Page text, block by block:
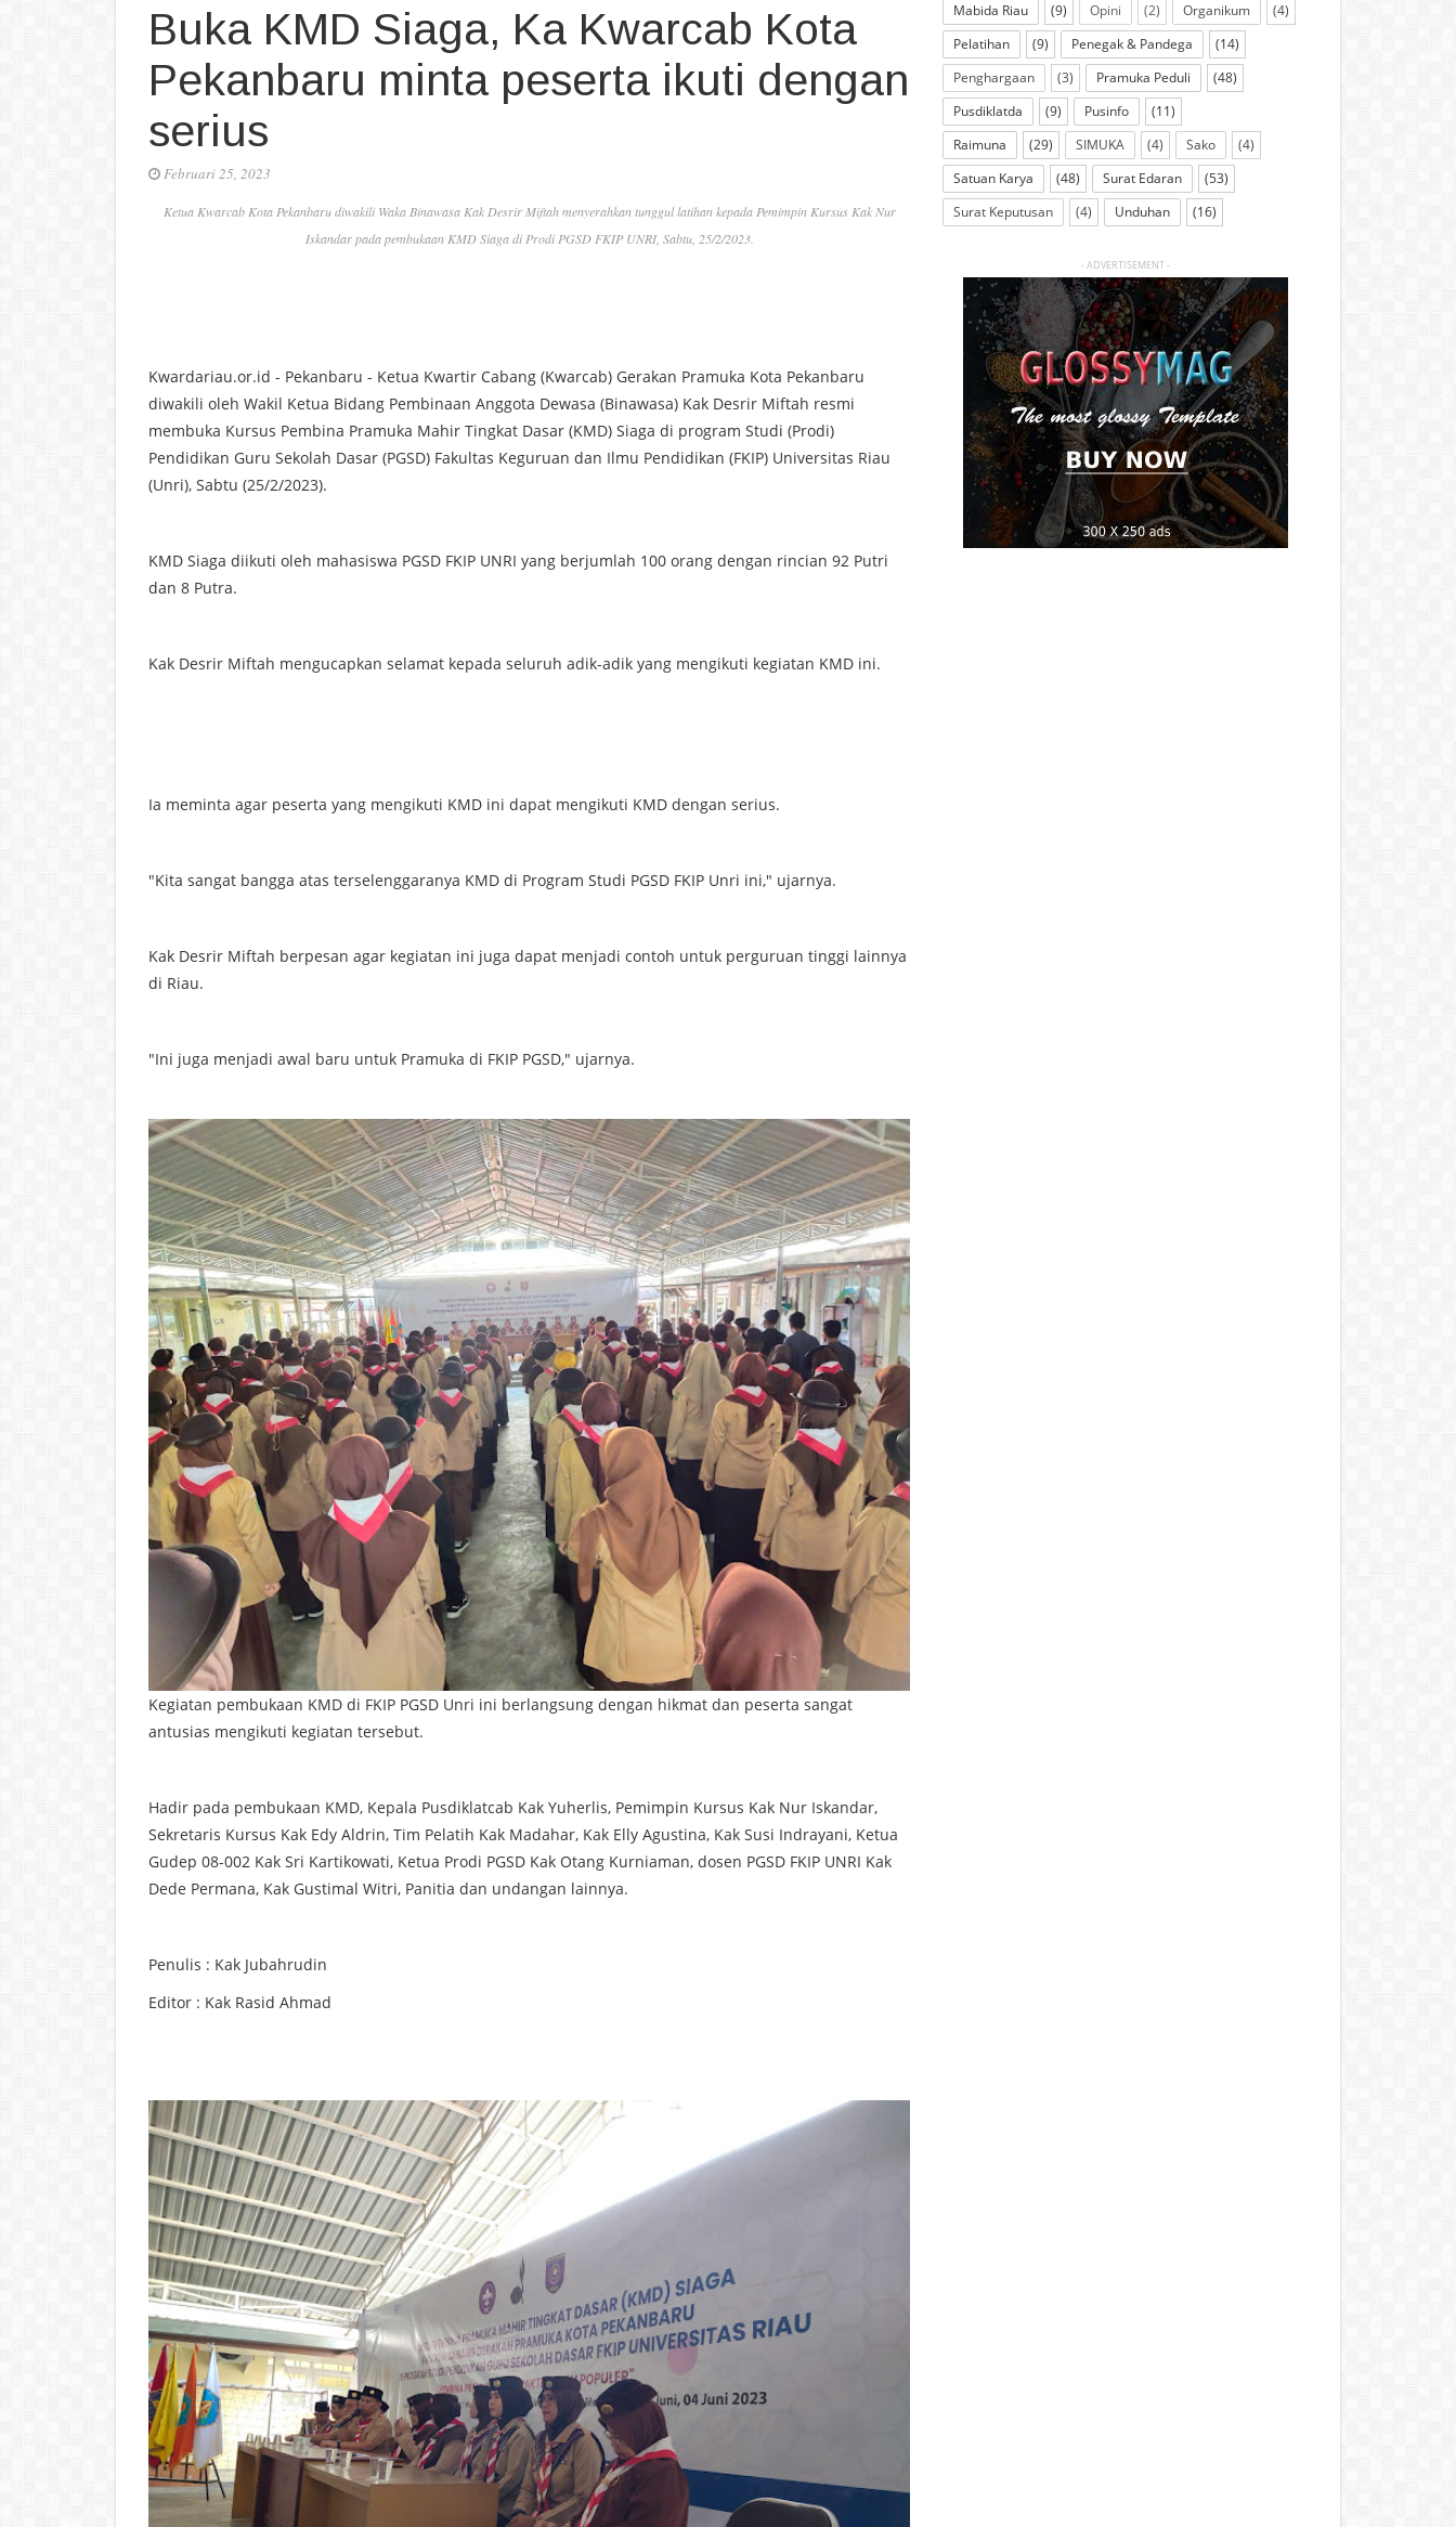
Buka KMD Siaga, Ka Kwarcab Kota
Pekanbaru minta peserta ikuti dengan
serius
Februari 25, 2023
Ketua Kwarcab Kota Pekanbaru diwakili Waka Binawasa Kak Desrir Miftah menyerahkan tunggul latihan kepada Pemimpin Kursus Kak Nur
Iskandar pada pembukaan KMD Siaga di Prodi PGSD FKIP UNRI, Sabtu, 25/2/2023.
Kwardariau.or.id - Pekanbaru - Ketua Kwartir Cabang (Kwarcab) Gerakan Pramuka Kota Pekanbaru
diwakili oleh Wakil Ketua Bidang Pembinaan Anggota Dewasa (Binawasa) Kak Desrir Miftah resmi
membuka Kursus Pembina Pramuka Mahir Tingkat Dasar (KMD) Siaga di program Studi (Prodi)
Pendidikan Guru Sekolah Dasar (PGSD) Fakultas Keguruan dan Ilmu Pendidikan (FKIP) Universitas Riau
(Unri), Sabtu (25/2/2023).
KMD Siaga diikuti oleh mahasiswa PGSD FKIP UNRI yang berjumlah 100 orang dengan rincian 92 Putri
dan 8 Putra.
Kak Desrir Miftah mengucapkan selamat kepada seluruh adik-adik yang mengikuti kegiatan KMD ini.
Ia meminta agar peserta yang mengikuti KMD ini dapat mengikuti KMD dengan serius.
"Kita sangat bangga atas terselenggaranya KMD di Program Studi PGSD FKIP Unri ini," ujarnya.
Kak Desrir Miftah berpesan agar kegiatan ini juga dapat menjadi contoh untuk perguruan tinggi lainnya
di Riau.
"Ini juga menjadi awal baru untuk Pramuka di FKIP PGSD," ujarnya.
Kegiatan pembukaan KMD di FKIP PGSD Unri ini berlangsung dengan hikmat dan peserta sangat
antusias mengikuti kegiatan tersebut.
Hadir pada pembukaan KMD, Kepala Pusdiklatcab Kak Yuherlis, Pemimpin Kursus Kak Nur Iskandar,
Sekretaris Kursus Kak Edy Aldrin, Tim Pelatih Kak Madahar, Kak Elly Agustina, Kak Susi Indrayani, Ketua
Gudep 08-002 Kak Sri Kartikowati, Ketua Prodi PGSD Kak Otang Kurniaman, dosen PGSD FKIP UNRI Kak
Dede Permana, Kak Gustimal Witri, Panitia dan undangan lainnya.
Penulis : Kak Jubahrudin
Editor : Kak Rasid Ahmad
Mabida Riau
(9) Opini (2) Organikum
(4)
Pelatihan
(9) Penegak & Pandega
(14)
Penghargaan
(3) Pramuka Peduli
(48)
Pusdiklatda
(9) Pusinfo
(11)
Raimuna
(29) SIMUKA (4) Sako
(4)
Satuan Karya
(48) Surat Edaran
(53)
Surat Keputusan
(4) Unduhan (16)
- ADVERTISEMENT -